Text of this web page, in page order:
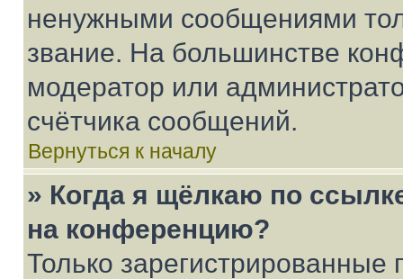
ненужными сообщениями
звание. На большинстве
модератор или
счётчика сообщений.
Вернуться к началу
» Когда я щёлкаю по
на конференцию?
Только зарегистрированные